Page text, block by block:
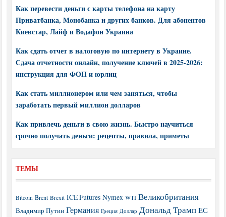
Как перевести деньги с карты телефона на карту
Приватбанка, Монобанка и других банков. Для абонентов
Киевстар, Лайф и Водафон Украина
Как сдать отчет в налоговую по интернету в Украине.
Сдача отчетности онлайн, получение ключей в 2025-2026:
инструкция для ФОП и юрлиц
Как стать миллионером или чем заняться, чтобы
заработать первый миллион долларов
Как привлечь деньги в свою жизнь. Быстро научиться
срочно получать деньги: рецепты, правила, приметы
ТЕМЫ
Bitcoin Brent Brexit ICE Futures Nymex WTI Великобритания
Владимир Путин Германия Греция Доллар Дональд Трамп ЕС